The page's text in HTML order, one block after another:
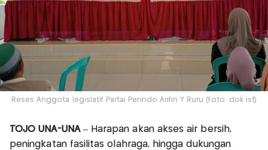
Reses Anggota legislatif Partai Perindo Arifin Y Ruru (foto: dok ist)
TOJO UNA-UNA– Harapan akan akses air bersih,
peningkatan fasilitas olahraga, hingga dukungan